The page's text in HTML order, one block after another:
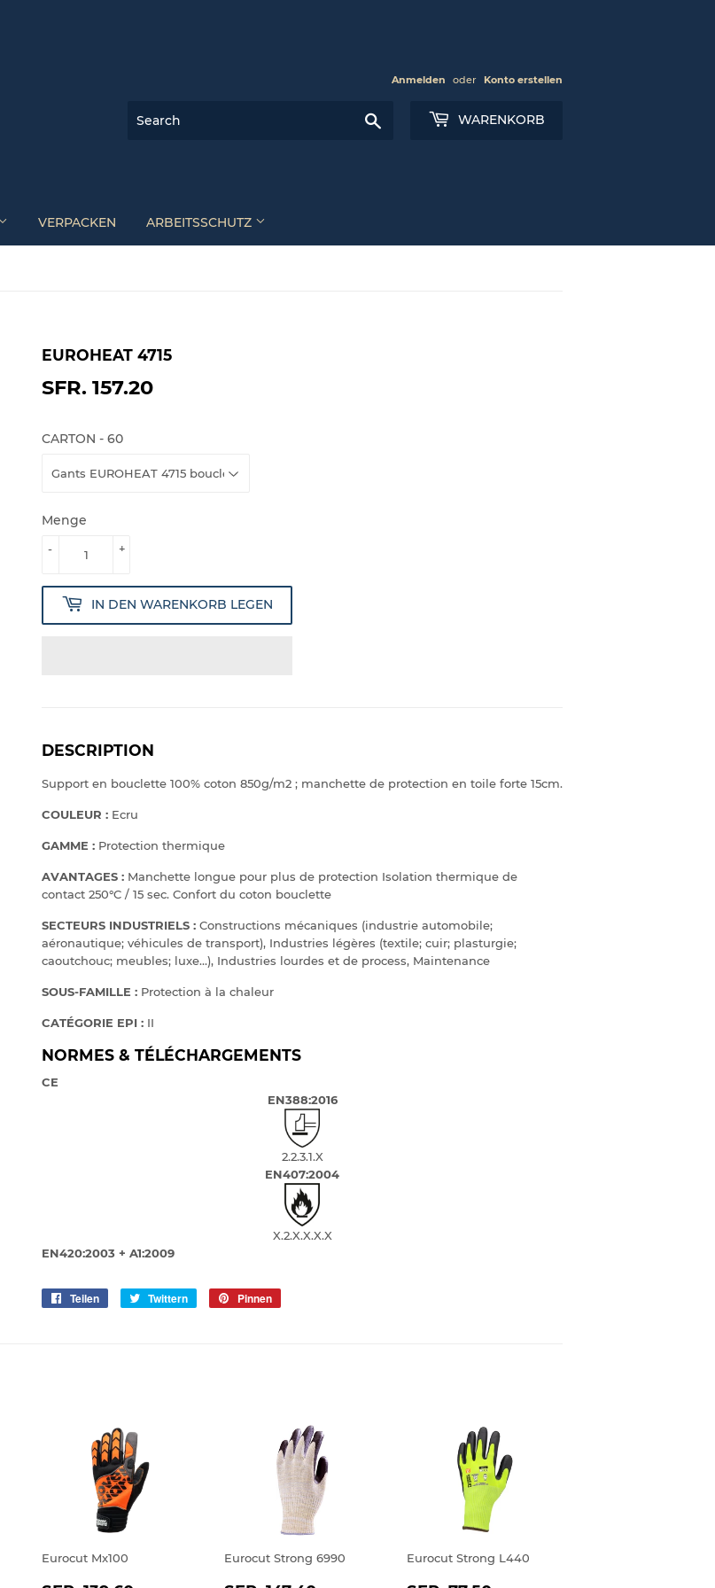
Anmelden oder Konto erstellen
WARENKORB
VERPACKEN ARBEITSSCHUTZ
EUROHEAT 4715
SFR. 157.20
CARTON - 60
Menge
+
-
IN DEN WARENKORB LEGEN
DESCRIPTION
Support en bouclette 100% coton 850g/m2 ; manchette de protection en toile forte 15cm.
COULEUR : Ecru
GAMME : Protection thermique
AVANTAGES : Manchette longue pour plus de protection Isolation thermique de
contact 250°C / 15 sec. Confort du coton bouclette
SECTEURS INDUSTRIELS : Constructions mécaniques (industrie automobile;
aéronautique; véhicules de transport), Industries légères (textile; cuir; plasturgie;
caoutchouc; meubles; luxe…), Industries lourdes et de process, Maintenance
SOUS-FAMILLE : Protection à la chaleur
CATÉGORIE EPI : II
NORMES & TÉLÉCHARGEMENTS
CE
EN388:2016
2.2.3.1.X
EN407:2004
X.2.X.X.X.X
EN420:2003 + A1:2009
Teilen Twittern Pinnen
Eurocut Mx100 Eurocut Strong 6990 Eurocut Strong L440